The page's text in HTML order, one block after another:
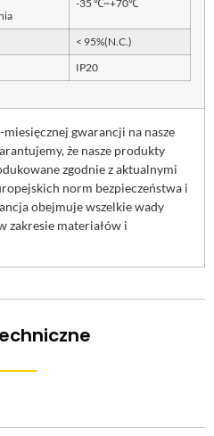
-35 ℃~+70℃
< 95%(N.C.)
IP20
gwarancji na nasze
że nasze produkty
zgodnie z aktualnymi
norm bezpieczeństwa i
obejmuje wszelkie wady
zakresie materiałów i